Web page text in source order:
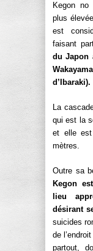
Kegon
plus
est
faisant
du Japon
d’Ibaraki).
La
qui est la
et elle
mètres.
Outre sa
Kegon
lieu
désirant
suicides
de
partout,